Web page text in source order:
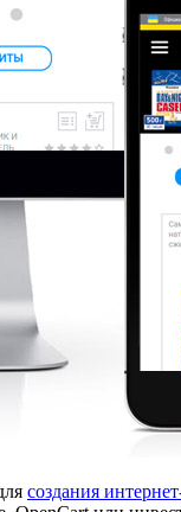
создания